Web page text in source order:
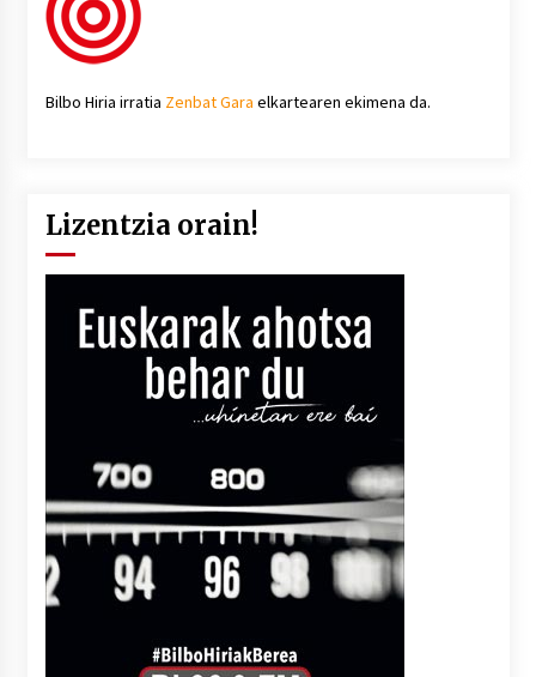
Bilbo Hiria irratia Zenbat Gara elkartearen ekimena da.
Lizentzia orain!